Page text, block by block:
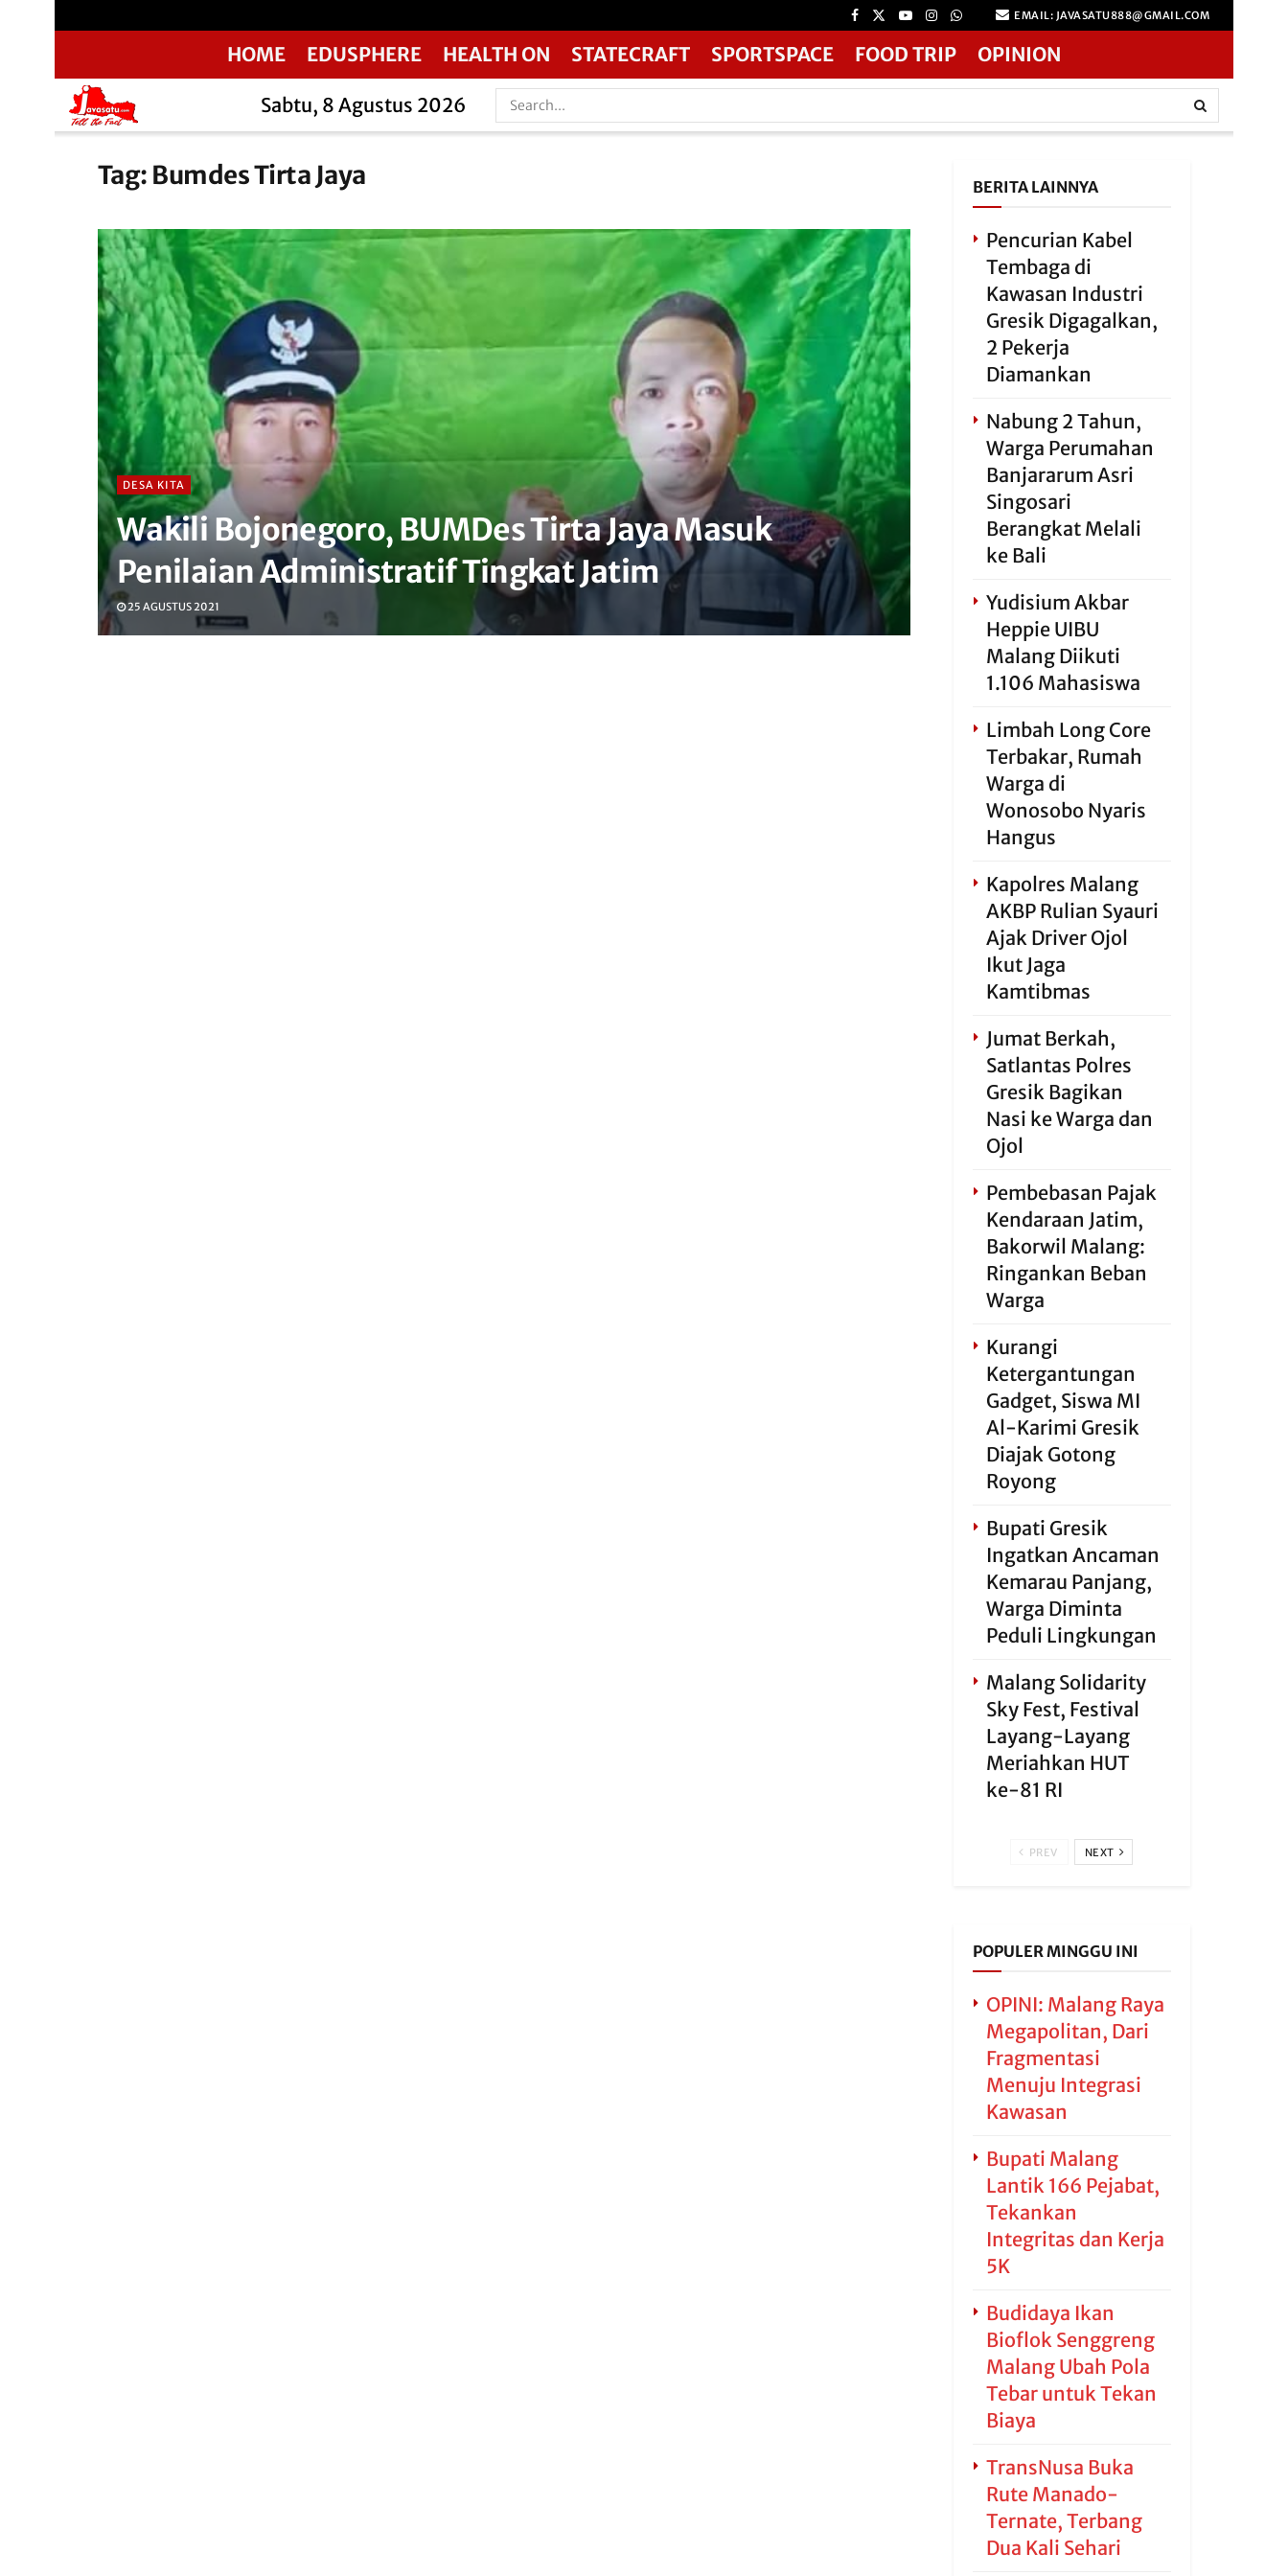
EMAIL: JAVASATU888@GMAIL.COM
HOME EDUSPHERE HEALTH ON STATECRAFT SPORTSPACE FOOD TRIP OPINION
Sabtu, 8 Agustus 2026
Tag: Bumdes Tirta Jaya
DESA KITA
Wakili Bojonegoro, BUMDes Tirta Jaya Masuk
Penilaian Administratif Tingkat Jatim
25 AGUSTUS 2021
BERITA LAINNYA
Pencurian Kabel
Tembaga di
Kawasan Industri
Gresik Digagalkan,
2 Pekerja
Diamankan
Nabung 2 Tahun,
Warga Perumahan
Banjararum Asri
Singosari
Berangkat Melali
ke Bali
Yudisium Akbar
Heppie UIBU
Malang Diikuti
1.106 Mahasiswa
Limbah Long Core
Terbakar, Rumah
Warga di
Wonosobo Nyaris
Hangus
Kapolres Malang
AKBP Rulian Syauri
Ajak Driver Ojol
Ikut Jaga
Kamtibmas
Jumat Berkah,
Satlantas Polres
Gresik Bagikan
Nasi ke Warga dan
Ojol
Pembebasan Pajak
Kendaraan Jatim,
Bakorwil Malang:
Ringankan Beban
Warga
Kurangi
Ketergantungan
Gadget, Siswa MI
Al-Karimi Gresik
Diajak Gotong
Royong
Bupati Gresik
Ingatkan Ancaman
Kemarau Panjang,
Warga Diminta
Peduli Lingkungan
Malang Solidarity
Sky Fest, Festival
Layang-Layang
Meriahkan HUT
ke-81 RI
PREV NEXT
POPULER MINGGU INI
OPINI: Malang Raya
Megapolitan, Dari
Fragmentasi
Menuju Integrasi
Kawasan
Bupati Malang
Lantik 166 Pejabat,
Tekankan
Integritas dan Kerja
5K
Budidaya Ikan
Bioflok Senggreng
Malang Ubah Pola
Tebar untuk Tekan
Biaya
TransNusa Buka
Rute Manado-
Ternate, Terbang
Dua Kali Sehari